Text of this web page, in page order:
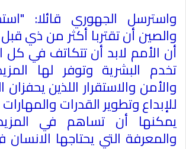
واسترسل الجهوري قائلا:
والصين أن تقتربا أكثر من ذي
أن الأمم لابد أن تتكاتف في كل
تخدم البشرية وتوفر لها
والأمن والاستقرار اللذين
للإبداع وتطوير القدرات
يمكنها أن تساهم في
والمعرفة التي يحتاجها